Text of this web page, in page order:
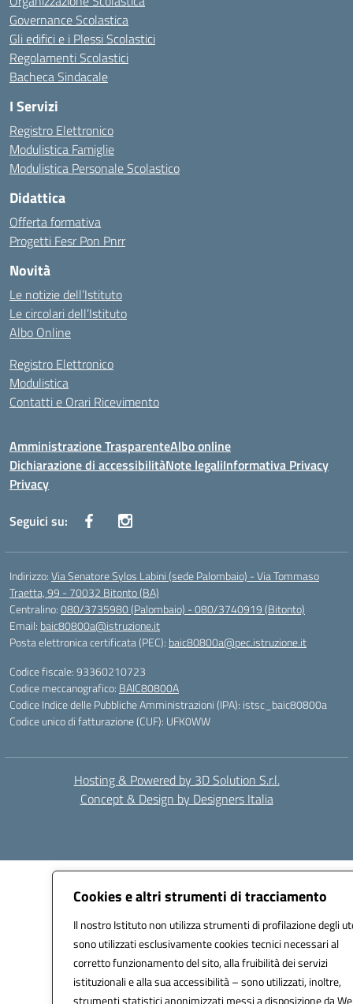
Cookies e altri strumenti di tracciamento
Il nostro Istituto non utilizza strumenti di profilazione degli
sono utilizzati esclusivamente cookies tecnici necessari al
corretto funzionamento del sito, alla fruibilità dei servizi
istituzionali e alla sua accessibilità – sono utilizzati, inoltre,
strumenti statistici anonimizzati messi a disposizione da
Governance Scolastica
Gli edifici e i Plessi Scolastici
Regolamenti Scolastici
Bacheca Sindacale
I Servizi
Registro Elettronico
Modulistica Famiglie
Modulistica Personale Scolastico
Didattica
Offerta formativa
Progetti Fesr Pon Pnrr
Novità
Le notizie dell’Istituto
Le circolari dell’Istituto
Albo Online
Registro Elettronico
Modulistica
Contatti e Orari Ricevimento
Amministrazione TrasparenteAlbo online
Dichiarazione di accessibilitàNote legaliInformativa Privacy
Privacy
Seguici su:
Indirizzo:Via Senatore Sylos Labini (sede Palombaio) - Via Tommaso
Traetta, 99 - 70032 Bitonto (BA)
Centralino:080/3735980 (Palombaio) - 080/3740919 (Bitonto)
Email: baic80800a@istruzione.it
Posta elettronica certificata (PEC): baic80800a@pec.istruzione.it
Codice fiscale: 93360210723
Codice meccanografico: BAIC80800A
Codice Indice delle Pubbliche Amministrazioni (IPA): istsc_baic80800a
Codice unico di fatturazione (CUF): UFK0WW
Hosting & Powered by 3D Solution S.r.l.
Concept & Design by Designers Italia